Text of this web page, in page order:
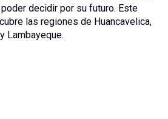
decidir por su futuro. Este
las regiones de Huancavelica,
Lambayeque.